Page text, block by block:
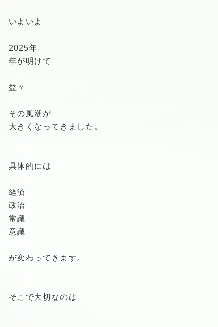
いよいよ
2025年
年が明けて
益々
その風潮が
大きくなってきました。
具体的には
経済
政治
常識
意識
が変わってきます。
そこで大切なのは